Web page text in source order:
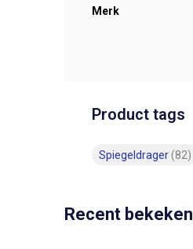
Merk
Product tags
Spiegeldrager (82)
Recent bekeken